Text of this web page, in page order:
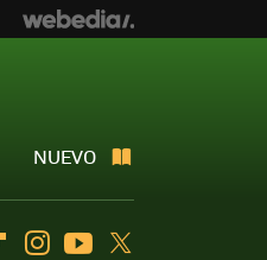
NUEVO
FlipboardInstagramYoutube